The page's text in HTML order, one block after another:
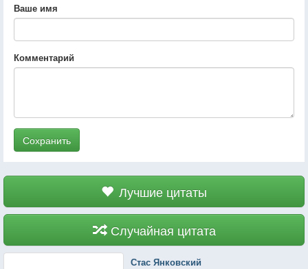
Ваше имя
Комментарий
Сохранить
Лучшие цитаты
Случайная цитата
Стас Янковский